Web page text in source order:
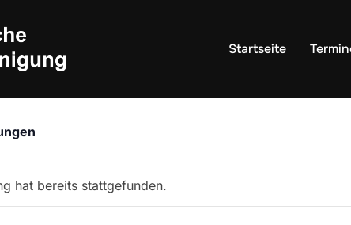
Startseite
hat bereits stattgefunden.